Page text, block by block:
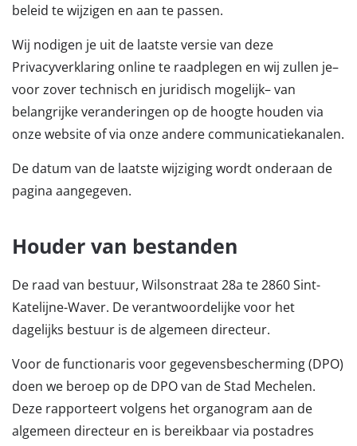
beleid te wijzigen en aan te passen.
Wij nodigen je uit de laatste versie van deze
Privacyverklaring online te raadplegen en wij zullen je–
voor zover technisch en juridisch mogelijk– van
belangrijke veranderingen op de hoogte houden via
onze website of via onze andere communicatiekanalen.
De datum van de laatste wijziging wordt onderaan de
pagina aangegeven.
Houder van bestanden
De raad van bestuur, Wilsonstraat 28a te 2860 Sint-
Katelijne-Waver. De verantwoordelijke voor het
dagelijks bestuur is de algemeen directeur.
Voor de functionaris voor gegevensbescherming (DPO)
doen we beroep op de DPO van de Stad Mechelen.
Deze rapporteert volgens het organogram aan de
algemeen directeur en is bereikbaar via postadres